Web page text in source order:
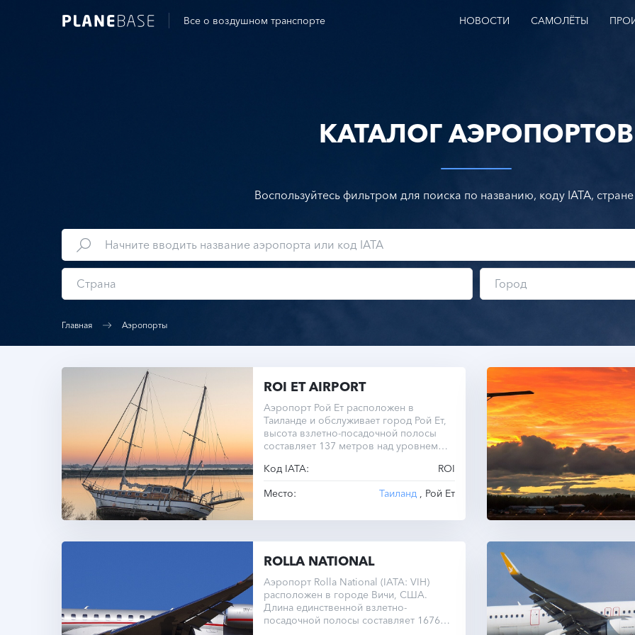
Все о воздушном транспорте НОВОСТИ САМОЛЁТЫ
КАТАЛОГ АЭРОПОРТОВ
Воспользуйтесь фильтром для поиска по названию, коду IATA,
Главная Аэропорты
ROI ET AIRPORT
Аэропорт Рой Ет расположен в
Таиланде и обслуживает город Рой Ет,
высота взлетно-посадочной полосы
составляет 137 метров над уровнем
Код IATA:
ROI
Место:
Таиланд , Рой Ет
ROLLA NATIONAL
Аэропорт Rolla National (IATA: VIH)
расположен в городе Вичи, США.
Длина единственной взлетно-
посадочной полосы составляет 1676